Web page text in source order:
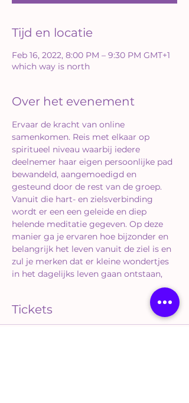
Tijd en locatie
Feb 16, 2022, 8:00 PM – 9:30 PM GMT+1
which way is north
Over het evenement
Ervaar de kracht van online
samenkomen. Reis met elkaar op
spiritueel niveau waarbij iedere
deelnemer haar eigen persoonlijke pad
bewandeld, aangemoedigd en
gesteund door de rest van de groep.
Vanuit die hart- en zielsverbinding
wordt er een een geleide en diep
helende meditatie gegeven. Op deze
manier ga je ervaren hoe bijzonder en
belangrijk het leven vanuit de ziel is en
zul je merken dat er kleine wondertjes
in het dagelijks leven gaan ontstaan,
Tickets